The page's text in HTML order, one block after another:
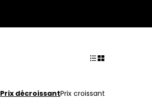
Prix décroissantPrix croissant